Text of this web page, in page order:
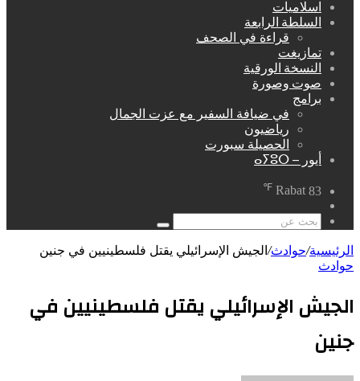
اسلاميات
السلطة الرابعة
قراءة في الصحف
تمازيغت
النسخة الورقية
صوت وصورة
برامج
في ضيافة السفير مع عزت الجمال
رياضيون
الحصيلة سبورت
أيور – ⴰⵢⵓⵔ
Rabat 83
℉
عشوائي
بحث
عن
الرئيسية/حوادث/ الجيش الإسرائيلي يقتل فلسطينيين في جنين
حوادث
الجيش الإسرائيلي يقتل فلسطينيين في
جنين